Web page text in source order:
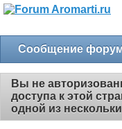
Сообщение
Вы не
доступа к этой
одной из